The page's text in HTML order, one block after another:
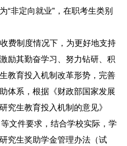
“非定向就业”，在职考生类别
制度情况下，为更好地支持
励其勤奋学习、努力钻研、积
教育投入机制改革形势，完善
体系，根据《财政部国家发展
究生教育投入机制的意见》
等文件要求，结合学校实际，学
究生奖助学金管理办法（试